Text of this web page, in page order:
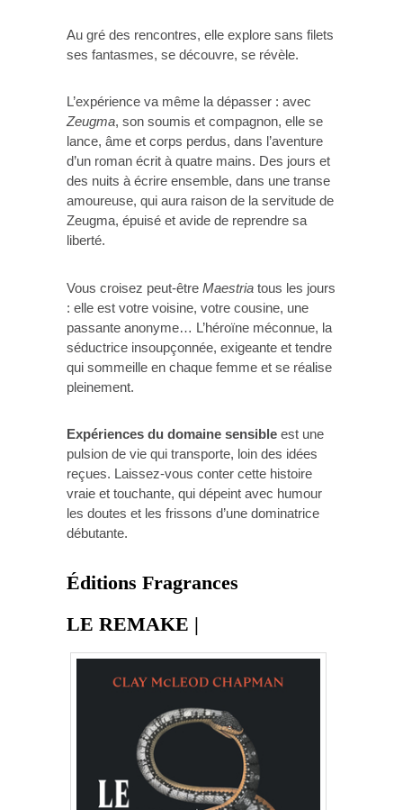
Au gré des rencontres, elle explore sans filets
ses fantasmes, se découvre, se révèle.
L’expérience va même la dépasser : avec
Zeugma, son soumis et compagnon, elle se
lance, âme et corps perdus, dans l’aventure
d’un roman écrit à quatre mains. Des jours et
des nuits à écrire ensemble, dans une transe
amoureuse, qui aura raison de la servitude de
Zeugma, épuisé et avide de reprendre sa
liberté.
Vous croisez peut-être Maestria tous les jours
: elle est votre voisine, votre cousine, une
passante anonyme… L’héroïne méconnue, la
séductrice insoupçonnée, exigeante et tendre
qui sommeille en chaque femme et se réalise
pleinement.
Expériences du domaine sensible est une
pulsion de vie qui transporte, loin des idées
reçues. Laissez-vous conter cette histoire
vraie et touchante, qui dépeint avec humour
les doutes et les frissons d’une dominatrice
débutante.
Éditions Fragrances
LE REMAKE |